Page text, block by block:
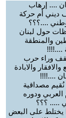
.... إرهاب
ديني أم حركة
....؟؟؟
حول لبنان
والمنطقة
....!!!!
وراء حرب
والافقار والابادة
....!!!!
مصداقية
العربي ودوره
..... ؟؟؟
يختلط على البعض